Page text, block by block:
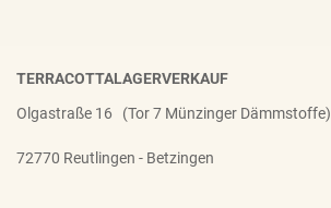
TERRACOTTALAGERVERKAUF
Olgastraße 16 (Tor 7 Münzinger Dämmstoffe)
72770 Reutlingen - Betzingen